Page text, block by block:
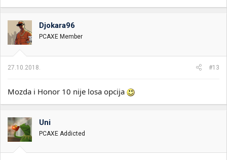
Djokara96
PCAXE Member
27.10.2018. #13
Mozda i Honor 10 nije losa opcija
Uni
PCAXE Addicted